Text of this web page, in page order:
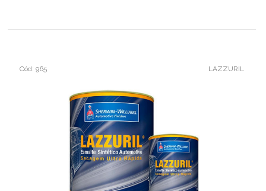
Cód: 965 LAZZURIL